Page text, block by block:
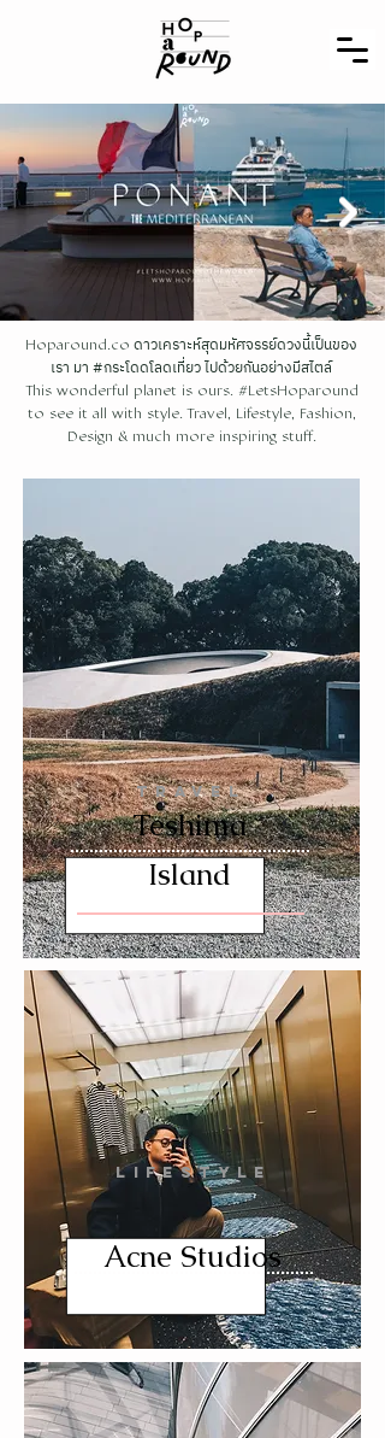
Hoparound.co ดาวเคราะห์สุดมหัศจรรย์ดวงนี้เป็นของ
เรา มา #กระโดดโลดเที่ยว ไปด้วยกันอย่างมีสไตล์
This wonderful planet is ours. #LetsHoparound
to see it all with style. Travel, Lifestyle, Fashion,
Design & much more inspiring stuff.
TRAVEL
Teshima
Island
LIFESTYLE
Acne Studios